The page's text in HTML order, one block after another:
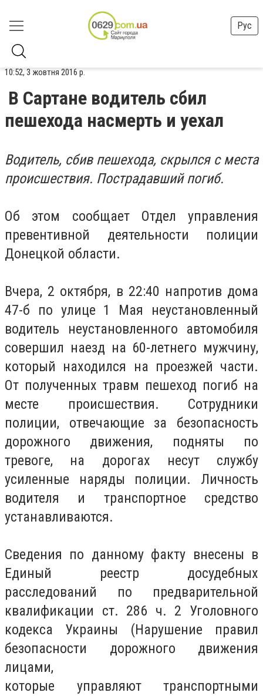
Рус
10:52, 3 жовтня 2016 р.
В Сартане водитель сбил
пешехода насмерть и уехал
Водитель, сбив пешехода, скрылся с места
происшествия. Пострадавший погиб.
Об этом сообщает Отдел управления
превентивной деятельности полиции
Донецкой области.
Вчера, 2 октября, в 22:40 напротив дома
47-б по улице 1 Мая неустановленный
водитель неустановленного автомобиля
совершил наезд на 60-летнего мужчину,
который находился на проезжей части.
От полученных травм пешеход погиб на
месте происшествия. Сотрудники
полиции, отвечающие за безопасность
дорожного движения, подняты по
тревоге, на дорогах несут службу
усиленные наряды полиции. Личность
водителя и транспортное средство
устанавливаются.
Сведения по данному факту внесены в
Единый реестр досудебных
расследований по предварительной
квалификации ст. 286 ч. 2 Уголовного
кодекса Украины (Нарушение правил
безопасности дорожного движения
лицами,
которые управляют транспортными